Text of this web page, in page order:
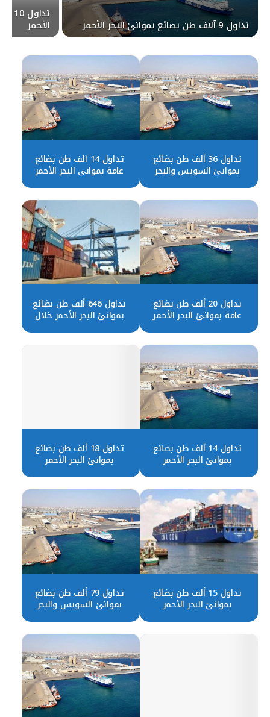
تداول 9 آلاف طن بضائع بموانئ البحر الأحمر الأحمر
تداول 36 ألف طن بضائع
بموانئ السويس والبحر
تداول 14 آلف طن بضائع
عامة بمواني البحر الأحمر
تداول 20 ألف طن بضائع
عامة بموانئ البحر الأحمر
تداول 646 ألف طن بضائع
بموانئ البحر الأحمر خلال
تداول 14 ألف طن بضائع
بموانئ البحر الأحمر
تداول 18 ألف طن بضائع
بموانئ البحر الأحمر
تداول 15 ألف طن بضائع
بموانئ البحر الأحمر
تداول 79 ألف طن بضائع
بموانئ السويس والبحر